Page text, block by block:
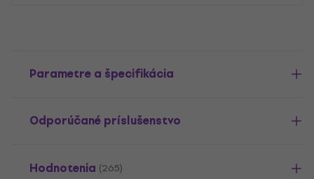
Parametre a špecifikácia
Odporúčané príslušenstvo
Hodnotenia (265)